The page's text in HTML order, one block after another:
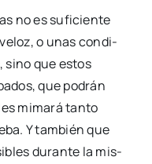
no es sufi­cien­te
o unas con­di­
que estos
que podrán
mima­rá tan­to
Y tam­bién que
duran­te la mis­